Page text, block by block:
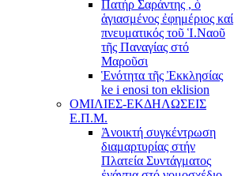
Πατήρ Σαράντης , ὁ
ἁγιασμένος ἐφημέριος καί
πνευματικός τοῦ Ἱ.Ναοῦ
τῆς Παναγίας στό
Μαροῦσι
Ἑνότητα τῆς Ἐκκλησίας
ke i enosi ton eklision
ΟΜΙΛΙΕΣ-ΕΚΔΗΛΩΣΕΙΣ
Ε.Π.Μ.
Ἀνοικτή συγκέντρωση
διαμαρτυρίας στήν
Πλατεία Συντάγματος